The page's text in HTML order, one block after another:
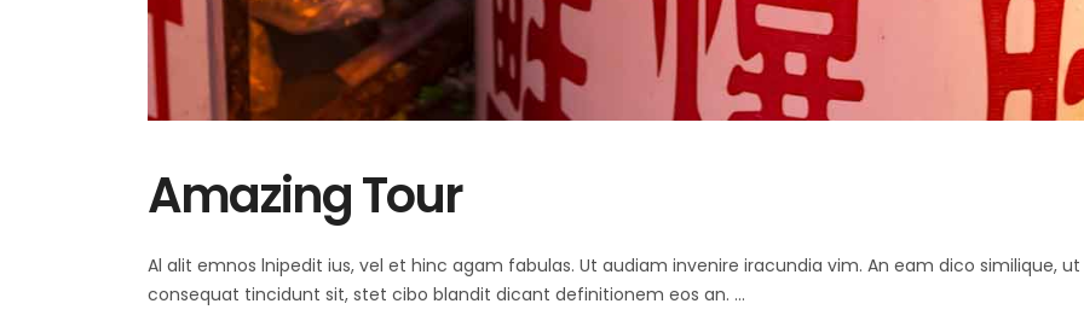
Amazing Tour
Al alit emnos lnipedit ius, vel et hinc agam fabulas. Ut audiam invenire iracundia vim. An eam dico similique,
consequat tincidunt sit, stet cibo blandit dicant definitionem eos an.